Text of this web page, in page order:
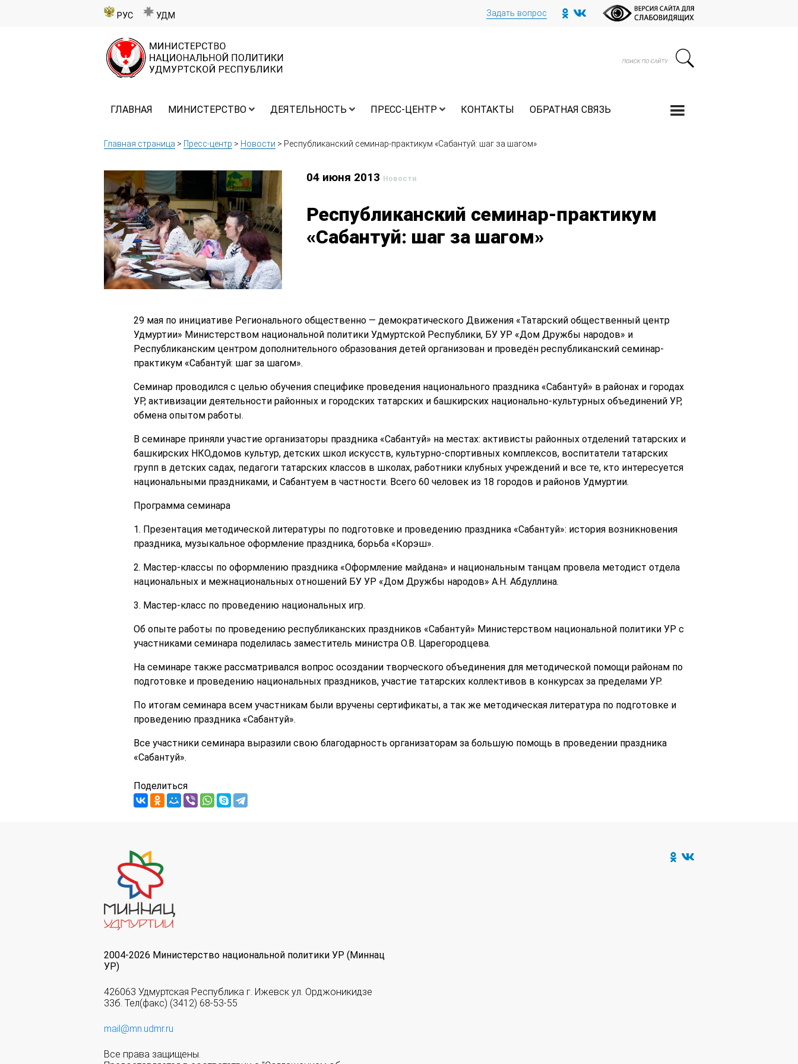
РУС УДМ Задать вопрос
ГЛАВНАЯ МИНИСТЕРСТВО ДЕЯТЕЛЬНОСТЬ ПРЕСС-ЦЕНТР КОНТАКТЫ ОБРАТНАЯ СВЯЗЬ
Главная страница > Пресс-центр > Новости > Республиканский семинар-практикум «Сабантуй: шаг за шагом»
04 июня 2013 Новости
Республиканский семинар-практикум
«Сабантуй: шаг за шагом»
29 мая по инициативе Регионального общественно — демократического Движения «Татарский общественный центр
Удмуртии» Министерством национальной политики Удмуртской Республики, БУ УР «Дом Дружбы народов» и
Республиканским центром дополнительного образования детей организован и проведён республиканский семинар-
практикум «Сабантуй: шаг за шагом».
Семинар проводился с целью обучения специфике проведения национального праздника «Сабантуй» в районах и городах
УР, активизации деятельности районных и городских татарских и башкирских национально-культурных объединений УР,
обмена опытом работы.
В семинаре приняли участие организаторы праздника «Сабантуй» на местах: активисты районных отделений татарских и
башкирских НКО,домов культур, детских школ искусств, культурно-спортивных комплексов, воспитатели татарских
групп в детских садах, педагоги татарских классов в школах, работники клубных учреждений и все те, кто интересуется
национальными праздниками, и Сабантуем в частности. Всего 60 человек из 18 городов и районов Удмуртии.
Программа семинара
1. Презентация методической литературы по подготовке и проведению праздника «Сабантуй»: история возникновения
праздника, музыкальное оформление праздника, борьба «Корэш».
2. Мастер-классы по оформлению праздника «Оформление майдана» и национальным танцам провела методист отдела
национальных и межнациональных отношений БУ УР «Дом Дружбы народов» А.Н. Абдуллина.
3. Мастер-класс по проведению национальных игр.
Об опыте работы по проведению республиканских праздников «Сабантуй» Министерством национальной политики УР с
участниками семинара поделилась заместитель министра О.В. Царегородцева.
На семинаре также рассматривался вопрос осоздании творческого объединения для методической помощи районам по
подготовке и проведению национальных праздников, участие татарских коллективов в конкурсах за пределами УР.
По итогам семинара всем участникам были вручены сертификаты, а так же методическая литература по подготовке и
проведению праздника «Сабантуй».
Все участники семинара выразили свою благодарность организаторам за большую помощь в проведении праздника
«Сабантуй».
Поделиться
2004-2026 Министерство национальной политики УР (Миннац
УР)
426063 Удмуртская Республика г. Ижевск ул. Орджоникидзе
33б. Тел(факс) (3412) 68-53-55
mail@mn.udmr.ru
Все права защищены.